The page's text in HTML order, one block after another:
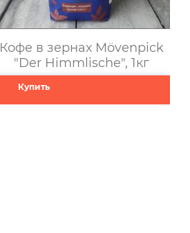
Кофе в зернах Mövenpick
"Der Himmlische", 1кг
Купить